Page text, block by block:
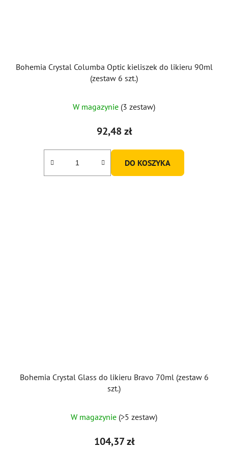
Bohemia Crystal Columba Optic kieliszek do likieru 90ml
(zestaw 6 szt.)
W magazynie (3 zestaw)
92,48 zł
DO KOSZYKA
Bohemia Crystal Glass do likieru Bravo 70ml (zestaw 6
szt.)
W magazynie (>5 zestaw)
104,37 zł